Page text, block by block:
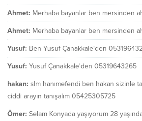
Ahmet: Merhaba bayanlar ben mersinden
Ahmet: Merhaba bayanlar ben mersinden
Yusuf: Ben Yusuf Çanakkale'den
Yusuf: Yusuf Çanakkale'den 05319643265
hakan: slm hanımefendi ben hakan sizinle
ciddi arayın tanışalım 05425305725
Ömer: Selam Konyada yaşıyorum 28